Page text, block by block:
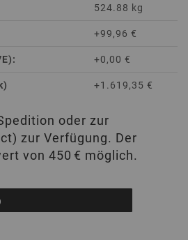
524.88 kg
+99,96 €
+0,00 €
+1.619,35 €
oder zur
zur Verfügung. Der
von 450 € möglich.